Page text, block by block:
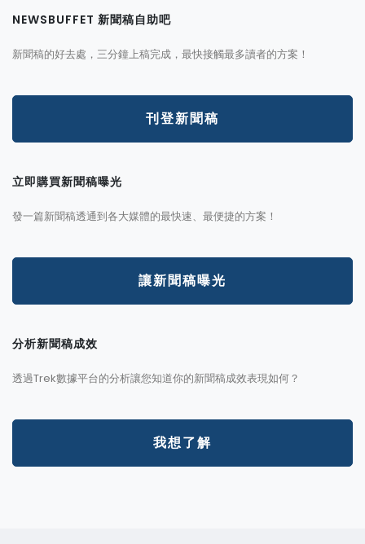
NEWSBUFFET 新聞稿自助吧
新聞稿的好去處，三分鐘上稿完成，最快接觸最多讀者的方案！
刊登新聞稿
立即購買新聞稿曝光
發一篇新聞稿透通到各大媒體的最快速、最便捷的方案！
讓新聞稿曝光
分析新聞稿成效
透過Trek數據平台的分析讓您知道你的新聞稿成效表現如何？
我想了解